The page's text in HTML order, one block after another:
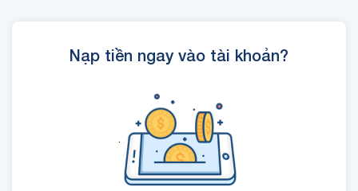
Nạp tiền ngay vào tài khoản?
.